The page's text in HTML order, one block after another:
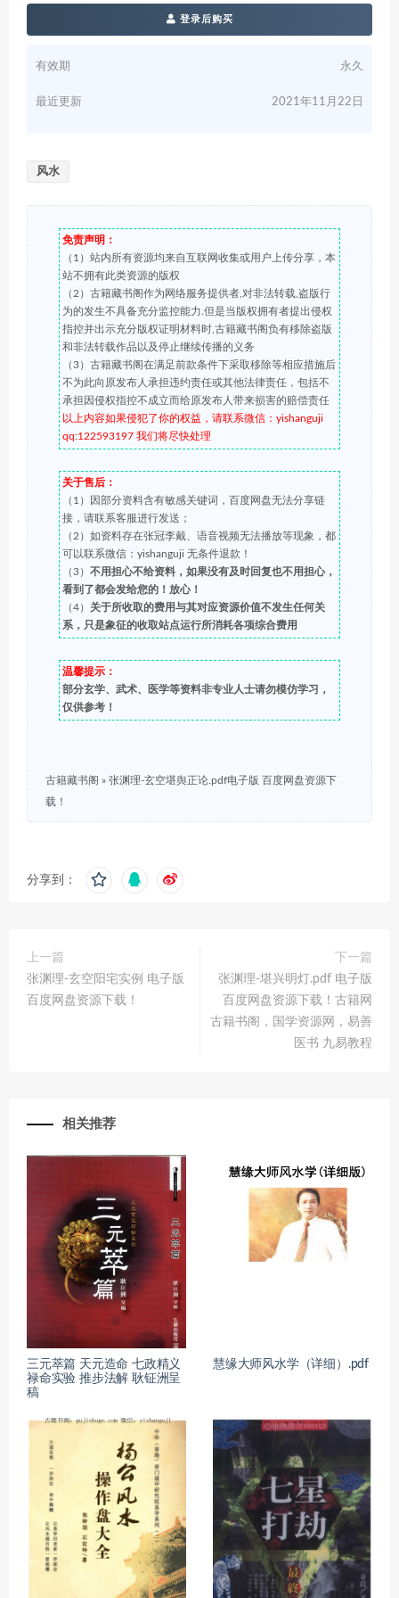
登录后购买
有效期 永久
最近更新 2021年11月22日
风水
免责声明：
（1）站内所有资源均来自互联网收集或用户上传分享，本
站不拥有此类资源的版权
（2）古籍藏书阁作为网络服务提供者,对非法转载,盗版行
为的发生不具备充分监控能力.但是当版权拥有者提出侵权
指控并出示充分版权证明材料时,古籍藏书阁负有移除盗版
和非法转载作品以及停止继续传播的义务
（3）古籍藏书阁在满足前款条件下采取移除等相应措施后
不为此向原发布人承担违约责任或其他法律责任，包括不
承担因侵权指控不成立而给原发布人带来损害的赔偿责任
以上内容如果侵犯了你的权益，请联系微信：yishanguji
qq:122593197 我们将尽快处理
关于售后：
（1）因部分资料含有敏感关键词，百度网盘无法分享链
接，请联系客服进行发送；
（2）如资料存在张冠李戴、语音视频无法播放等现象，都
可以联系微信：yishanguji 无条件退款！
（3） 不用担心不给资料，如果没有及时回复也不用担心，
看到了都会发给您的！放心！
（4） 关于所收取的费用与其对应资源价值不发生任何关
系，只是象征的收取站点运行所消耗各项综合费用
温馨提示：
部分玄学、武术、医学等资料非专业人士请勿模仿学习，
仅供参考！
古籍藏书阁 » 张渊理-玄空堪舆正论.pdf电子版 百度网盘资源下
载！
分享到：
上一篇
张渊理-玄空阳宅实例 电子版
百度网盘资源下载！
下一篇
张渊理-堪兴明灯.pdf 电子版
百度网盘资源下载！古籍网
古籍书阁，国学资源网，易善
医书 九易教程
相关推荐
三元萃篇 天元造命 七政精义
禄命实验 推步法解 耿钲洲呈
稿
慧缘大师风水学（详细）.pdf